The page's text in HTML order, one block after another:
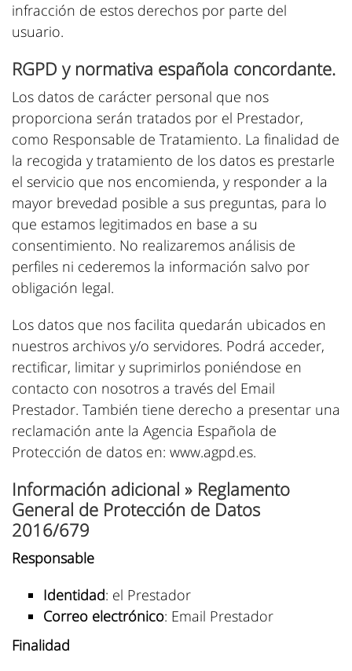
infracción de estos derechos por parte del
usuario.
RGPD y normativa española concordante.
Los datos de carácter personal que nos
proporciona serán tratados por el Prestador,
como Responsable de Tratamiento. La finalidad de
la recogida y tratamiento de los datos es prestarle
el servicio que nos encomienda, y responder a la
mayor brevedad posible a sus preguntas, para lo
que estamos legitimados en base a su
consentimiento. No realizaremos análisis de
perfiles ni cederemos la información salvo por
obligación legal.
Los datos que nos facilita quedarán ubicados en
nuestros archivos y/o servidores. Podrá acceder,
rectificar, limitar y suprimirlos poniéndose en
contacto con nosotros a través del Email
Prestador. También tiene derecho a presentar una
reclamación ante la Agencia Española de
Protección de datos en: www.agpd.es.
Información adicional » Reglamento
General de Protección de Datos
2016/679
Responsable
Identidad: el Prestador
Correo electrónico: Email Prestador
Finalidad